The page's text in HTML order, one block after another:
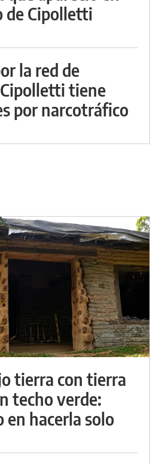
de Cipolletti
la red de
tiene
por narcotráfico
tierra con tierra
techo verde:
en hacerla solo